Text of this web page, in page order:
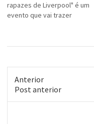
rapazes de Liverpool" é um
evento que vai trazer
muita descontração, tendo
banda pop de todos os
tempos. Com a apresentação
de Jottagá e Angélica…
Anterior
Post
anterior:
Post anterior